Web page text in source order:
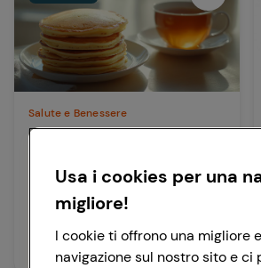
Salute e Benessere
Pancake proteici e tisane:
Scopri i Pancake Proteici e le
Tisane Piacersi Conad: gusto,
ricaricarti ...
Leggi articolo
Usa i cookies per una
migliore!
I cookie ti offrono una migliore
navigazione sul nostro sito e ci